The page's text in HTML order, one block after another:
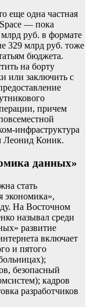
еще одна частная
— пока
руб. в формате
329 млрд руб. тоже
бюджета.
на борту
или заключить с
причем
инфраструктура
Леонид Коник.
данных»
стать
экономика»,
На Восточном
называл среди
развитие
включает
и пятого
безопасный
кадров
разработчиков